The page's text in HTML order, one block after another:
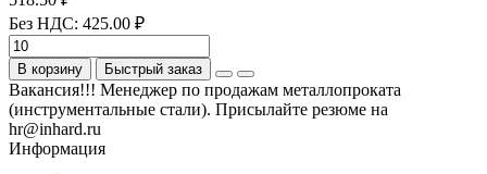
Без НДС: 425.00 ₽
В корзину Быстрый заказ
Вакансия!!! Менеджер по продажам металлопроката
(инструментальные стали). Присылайте резюме на
hr@inhard.ru
Информация